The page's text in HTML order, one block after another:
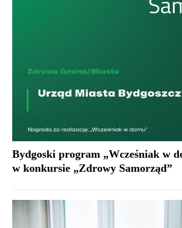
Bydgoski program „Wcześniak w
w konkursie „Zdrowy Samorząd”